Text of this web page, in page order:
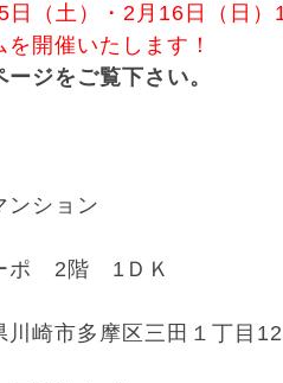
（土）・2月16日（日
開催いたします！
ジをご覧下さい。
ンション
ポ 2階 1ＤＫ
川崎市多摩区三田１丁目